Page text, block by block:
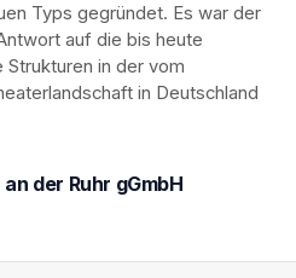
Typs gegründet. Es war der
auf die bis heute
in der vom
in Deutschland
der Ruhr gGmbH